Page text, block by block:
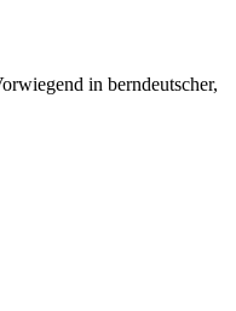
in berndeutscher,